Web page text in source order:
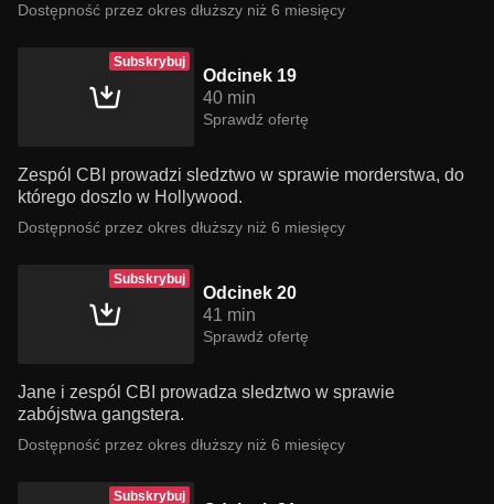
Dostępność przez okres dłuższy niż 6 miesięcy
Subskrybuj
Odcinek 19
40 min
Sprawdź ofertę
Zespól CBI prowadzi sledztwo w sprawie morderstwa, do
którego doszlo w Hollywood.
Dostępność przez okres dłuższy niż 6 miesięcy
Subskrybuj
Odcinek 20
41 min
Sprawdź ofertę
Jane i zespól CBI prowadza sledztwo w sprawie
zabójstwa gangstera.
Dostępność przez okres dłuższy niż 6 miesięcy
Subskrybuj